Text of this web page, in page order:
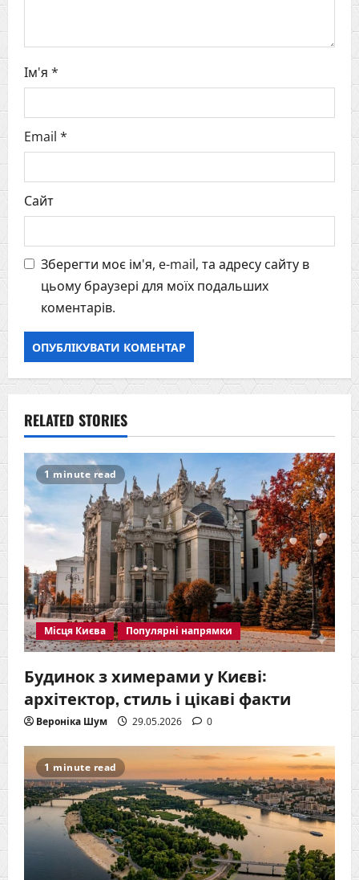
n
Ім'я *
Email *
Сайт
Зберегти моє ім'я, e-mail, та адресу сайту в
цьому браузері для моїх подальших
коментарів.
RELATED STORIES
1 minute read
Місця Києва Популярні напрямки
Будинок з химерами у Києві:
архітектор, стиль і цікаві факти
Вероніка Шум 29.05.2026 0
1 minute read